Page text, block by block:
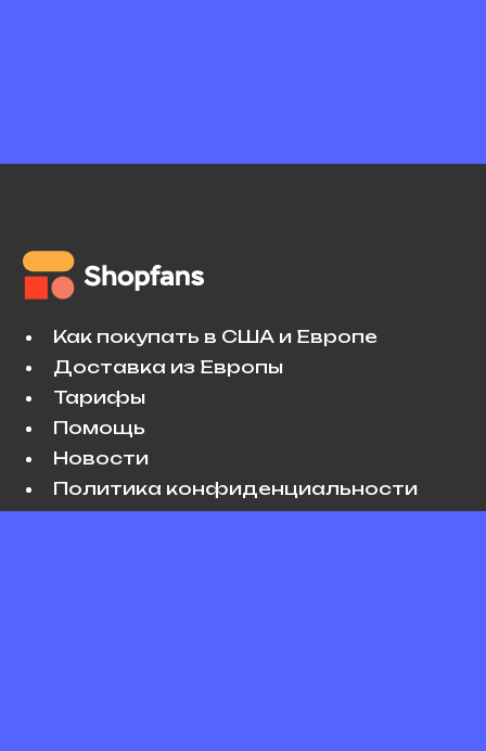
Как покупать в США и Европе
Доставка из Европы
Тарифы
Помощь
Новости
Политика конфиденциальности